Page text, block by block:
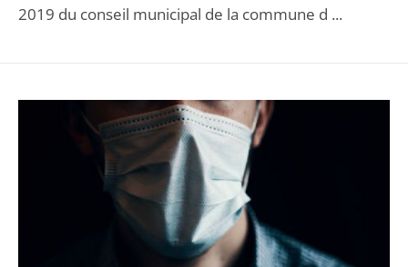
2019 du conseil municipal de la commune d ...